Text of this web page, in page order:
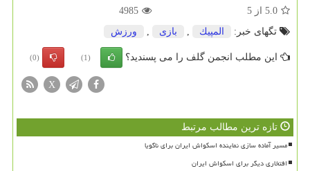
5.0 از 5
4985
تگهای خبر:
المپیك بازی ورزش
این مطلب انجمن گلف را می پسندید؟ (1)
(0)
X
تازه ترین مطالب مرتبط
مسیر آماده سازی نماینده اسکواش ایران برای ناگویا
افتخاری دیگر برای اسکواش ایران